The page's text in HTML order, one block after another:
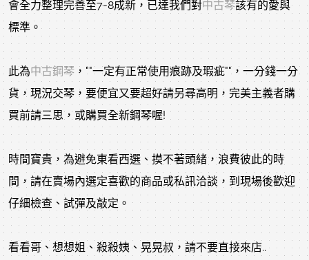
會全力整理完善至7-8成新，已達我們對中古琴該有的愛與
標準。
此為中古鋼琴 ，""一定有正常使用痕跡及瑕疵""，一分錢一分
貨，現況交琴，要便宜又要超好請另尋高明，完美主義者購
買前請三思，或購買全新鋼琴喔!
時間寶貴，為避免東看西選、摸不著頭緒，浪費彼此的時
間，請在賣場內選定喜歡的商品或私訊洽談，到現場後歡迎
仔細檢查、試彈及敲定。
看看哥、想想姐、殺殺姨、晃晃叔，請不要直接來店..